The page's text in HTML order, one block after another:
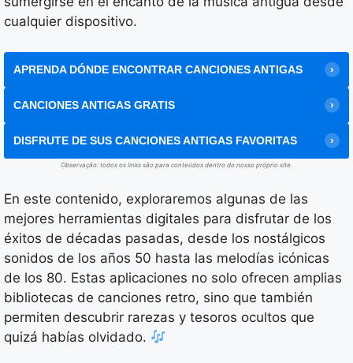
cualquier dispositivo.
APRENDA DÓNDE ENCONTRAR CANCIONES ANTIGAS
CANCIONES ANTIGAS GRATIS
DISFRUTE DE SUS CANCIONES ANTIGAS FAVORITAS
Observação: todos os links são para conteúdos dentro do nosso próprio site.
En este contenido, exploraremos algunas de las
mejores herramientas digitales para disfrutar de los
éxitos de décadas pasadas, desde los nostálgicos
sonidos de los años 50 hasta las melodías icónicas
de los 80. Estas aplicaciones no solo ofrecen amplias
bibliotecas de canciones retro, sino que también
permiten descubrir rarezas y tesoros ocultos que
quizá habías olvidado.